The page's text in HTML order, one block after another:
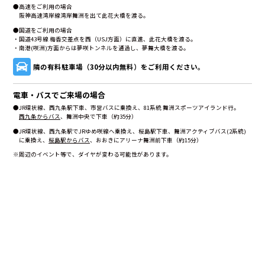
●高速をご利用の場合
阪神高速湾岸線湾岸舞洲を出て此花大橋を渡る。
●国道をご利用の場合
・国道43号線 梅香交差点を西（USJ方面）に直進、此花大橋を渡る。
・南港(咲洲)方面からは夢咲トンネルを通過し、夢舞大橋を渡る。
隣の有料駐車場（30分以内無料）をご利用ください。
電車・バスでご来場の場合
●JR環状線、西九条駅下車、市営バスに乗換え、81系統 舞洲スポーツアイランド行。
西九条からバス、舞洲中央で下車（約35分）
●JR環状線、西九条駅でJRゆめ咲線へ乗換え、桜島駅下車、舞洲アクティブバス(2系統)
に乗換え、 桜島駅からバス、おおきにアリーナ舞洲前下車（約15分）
※周辺のイベント等で、ダイヤが変わる可能性があります。